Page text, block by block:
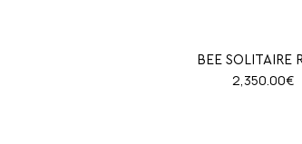
BEE SOLITAIRE
2,350.00€